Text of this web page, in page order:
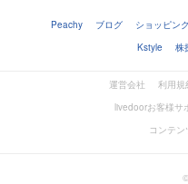
Peachy ブログ ショッピン
Kstyle
株
運営会社 利用規
livedoorお客様サ
コンテ